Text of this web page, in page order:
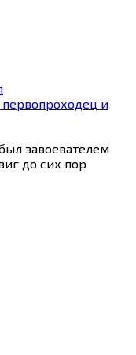
и
завоевателем
до сих пор